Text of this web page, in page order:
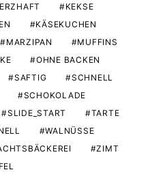
KEKSE
KÄSEKUCHEN
MARZIPAN
MUFFINS
OHNE BACKEN
SAFTIG
SCHNELL
SCHOKOLADE
SLIDE_START
TARTE
WALNÜSSE
ZIMT